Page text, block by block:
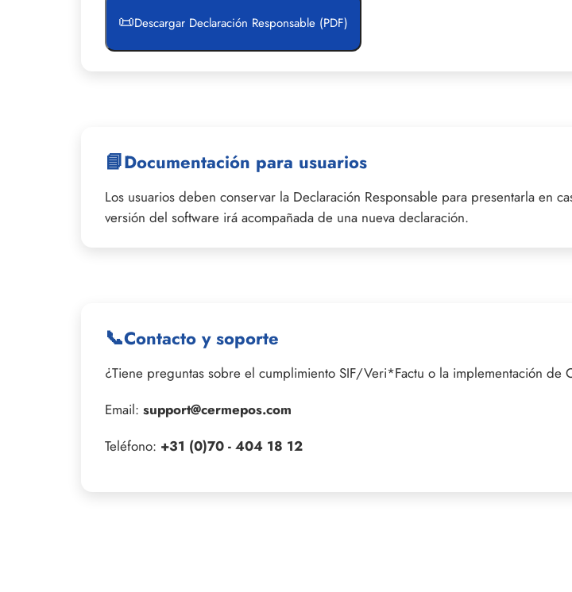
📜Descargar Declaración Responsable (PDF)
📘Documentación para usuarios
Los usuarios deben conservar la Declaración Responsable para presentarla en
versión del software irá acompañada de una nueva declaración.
📞Contacto y soporte
¿Tiene preguntas sobre el cumplimiento SIF/Veri*Factu o la implementación de
Email: support@cermepos.com
Teléfono: +31 (0)70 - 404 18 12